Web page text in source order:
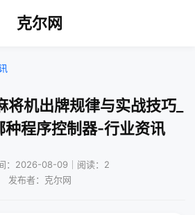
克尔网
机出牌规律与实战技巧_
种程序控制器-行业资讯
：2026-08-09｜阅读：2
发布者：克尔网